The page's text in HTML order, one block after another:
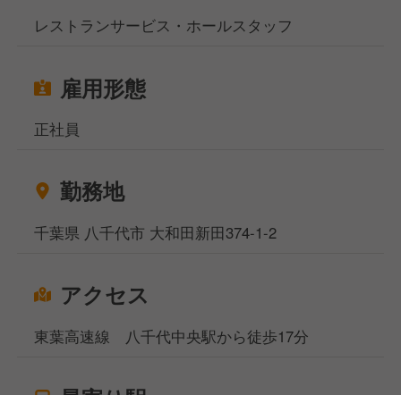
レストランサービス・ホールスタッフ
雇用形態
正社員
勤務地
千葉県 八千代市 大和田新田374-1-2
アクセス
東葉高速線 八千代中央駅から徒歩17分